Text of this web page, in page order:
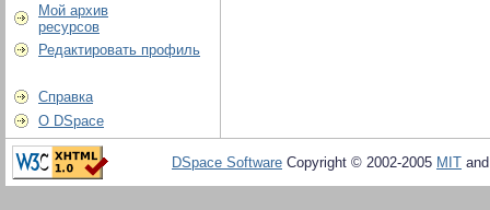
Мой архив
ресурсов
Редактировать профиль
Справка
О DSpace
DSpace Software Copyright © 2002-2005 MIT